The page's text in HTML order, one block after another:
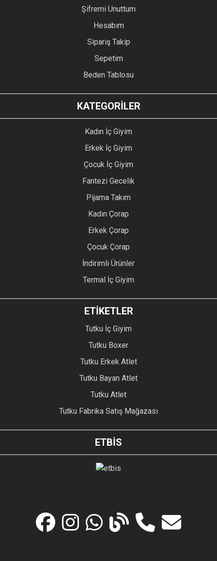
Şifremi Unuttum
Hesabım
Sipariş Takip
Sepetim
Beden Tablosu
KATEGORİLER
Kadın İç Giyim
Erkek İç Giyim
Çocuk İç Giyim
Fantezi Gecelik
Pijama Takım
Kadın Çorap
Erkek Çorap
Çocuk Çorap
İndirimli Ürünler
Termal İç Giyim
ETİKETLER
Tutku İç Giyim
Tutku Boxer
Tutku Erkek Atlet
Tutku Bayan Atlet
Tutku Atlet
Tutku Fabrika Satış Mağazası
ETBİS